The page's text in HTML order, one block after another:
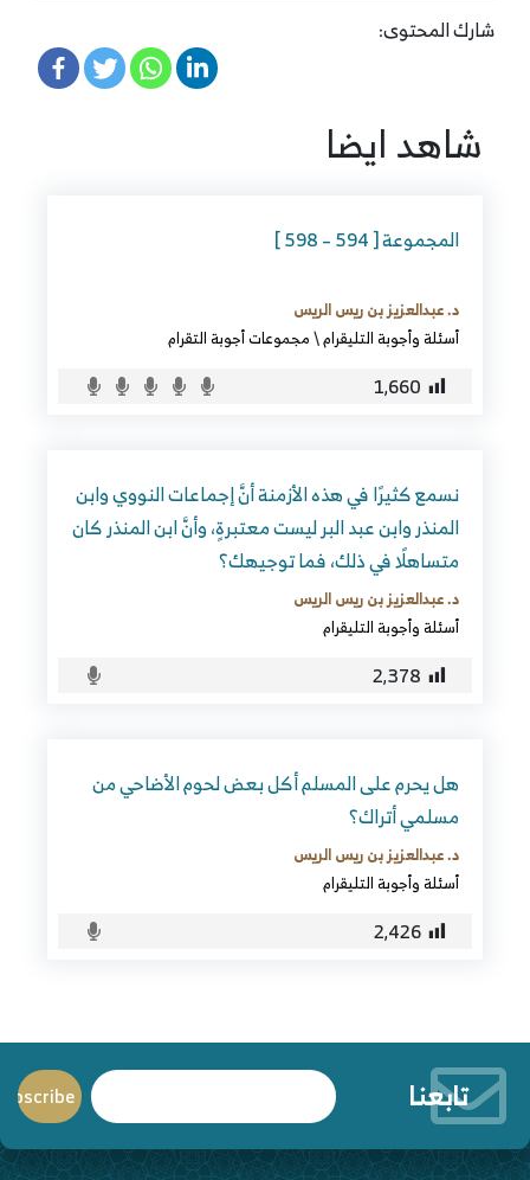
شارك المحتوى:
شاهد ايضا
المجموعة [ 594 – 598 ]
د. عبدالعزيز بن ريس الريس
أسئلة وأجوبة التليقرام\مجموعات أجوبة التقرام
1٬660
نسمع كثيرًا في هذه الأزمنة أنَّ إجماعات النووي وابن
المنذر وابن عبد البر ليست معتبرةٍ، وأنَّ ابن المنذر كان
متساهلًا في ذلك، فما توجيهك؟
د. عبدالعزيز بن ريس الريس
أسئلة وأجوبة التليقرام
2٬378
هل يحرم على المسلم أكل بعض لحوم الأضاحي من
مسلمي أتراك؟
د. عبدالعزيز بن ريس الريس
أسئلة وأجوبة التليقرام
2٬426
تابعنا